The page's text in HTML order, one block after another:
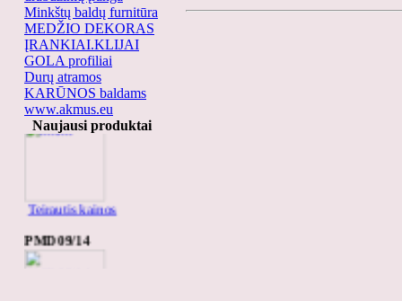
Minkštų baldų furnitūra
MEDŽIO DEKORAS
ĮRANKIAI.KLIJAI
GOLA profiliai
Durų atramos
KARŪNOS baldams
www.akmus.eu
Naujausi produktai
.........
Teirautis kainos
PMD09/14